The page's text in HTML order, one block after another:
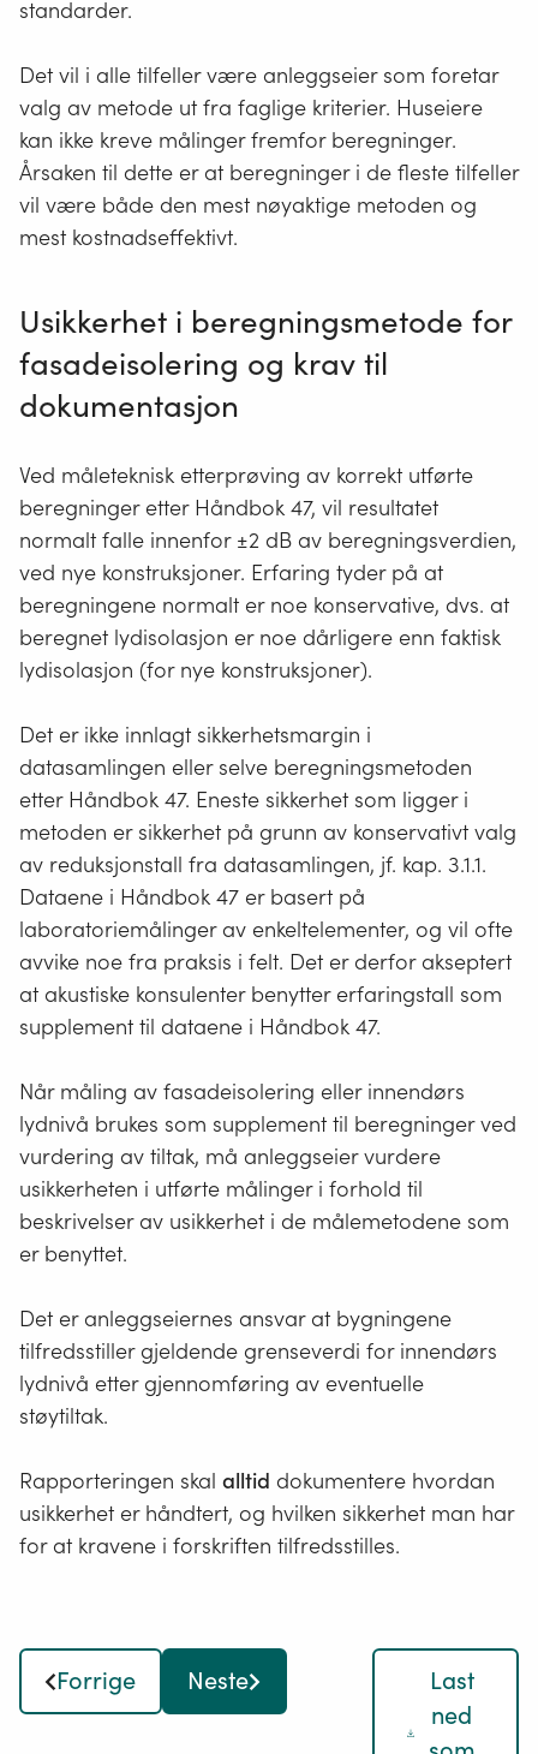
standarder.
Det vil i alle tilfeller være anleggseier som foretar
valg av metode ut fra faglige kriterier. Huseiere
kan ikke kreve målinger fremfor beregninger.
Årsaken til dette er at beregninger i de fleste tilfeller
vil være både den mest nøyaktige metoden og
mest kostnadseffektivt.
Usikkerhet i beregningsmetode for
fasadeisolering og krav til
dokumentasjon
Ved måleteknisk etterprøving av korrekt utførte
beregninger etter Håndbok 47, vil resultatet
normalt falle innenfor ±2 dB av beregningsverdien,
ved nye konstruksjoner. Erfaring tyder på at
beregningene normalt er noe konservative, dvs. at
beregnet lydisolasjon er noe dårligere enn faktisk
lydisolasjon (for nye konstruksjoner).
Det er ikke innlagt sikkerhetsmargin i
datasamlingen eller selve beregningsmetoden
etter Håndbok 47. Eneste sikkerhet som ligger i
metoden er sikkerhet på grunn av konservativt valg
av reduksjonstall fra datasamlingen, jf. kap. 3.1.1.
Dataene i Håndbok 47 er basert på
laboratoriemålinger av enkeltelementer, og vil ofte
avvike noe fra praksis i felt. Det er derfor akseptert
at akustiske konsulenter benytter erfaringstall som
supplement til dataene i Håndbok 47.
Når måling av fasadeisolering eller innendørs
lydnivå brukes som supplement til beregninger ved
vurdering av tiltak, må anleggseier vurdere
usikkerheten i utførte målinger i forhold til
beskrivelser av usikkerhet i de målemetodene som
er benyttet.
Det er anleggseiernes ansvar at bygningene
tilfredsstiller gjeldende grenseverdi for innendørs
lydnivå etter gjennomføring av eventuelle
støytiltak.
Rapporteringen skal alltid dokumentere hvordan
usikkerhet er håndtert, og hvilken sikkerhet man har
for at kravene i forskriften tilfredsstilles.
Forrige Neste
Last
ned